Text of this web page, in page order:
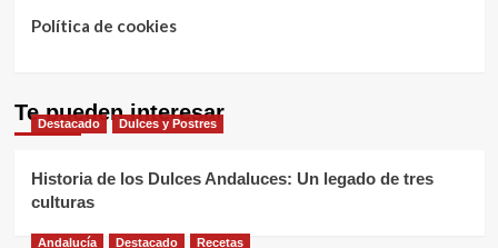
Política de cookies
Te pueden interesar
Destacado Dulces y Postres
Historia de los Dulces Andaluces: Un legado de tres
culturas
Andalucía Destacado Recetas